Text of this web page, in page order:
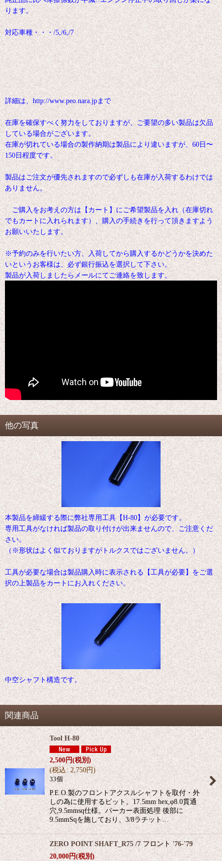
ります。
対応車種・・・/5,/6,/7
詳細は、http://www.peo.nara.jpまで
在庫を確保すべく努力をしておりますが、ご要望の多い製品は欠品
している場合がございます。
在庫が切れている場合の製作納期は製品により違いますが、60日〜
150日程度です。
製品はご注文が優先されますので必ずしも在庫が入荷するわけでは
ありません。
ご購入をお考えの方は【カート】にご希望製品を入れ（在庫切れ
でもカートに入れられます）、購入の手続きを行って頂きますよう
お願いいたします。
※予約のみを行いたい方、入荷してから購入するかどうかを決めた
いというお客様は、必ず銀行振込を選択して下さい。
製品が入荷しましたらメールにてご連絡を致します。
他の写真
本製品を締緩する際に弊社専用工具【H-80】が必要です。
専用工具がなければ製品の取り付けが出来ませんので、ご注意くだ
さい。
（※形状はよく似ておりますがトルクスではございません。）
工具が必要な場合は製品購入時に表示される【工具が必要】をご選
択の上製品をカートにお入れください。
中空シャフト構造です。
関連商品
Tool H-80
2,500円(税別)
(税込: 2,750円)
33個
P.E.O.製のフロントアクスルシャフトを取付・外
しの為に使用するビット。17.5mm hex,φ8.0貫通
穴,9.5mmsq仕様。パーカー表面処理 後部に
9.5mmSqを施しており、3/8ラチット…
ZERO POINT SHAFT_R75 /7 フロント '76-'79
20,000円(税別)